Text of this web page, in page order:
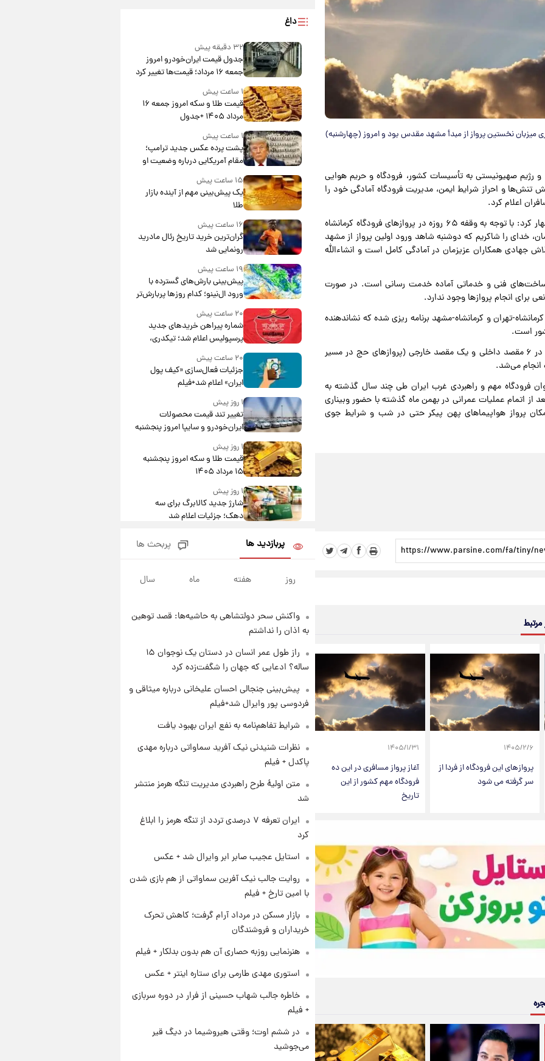
جاری میزبان نخستین پرواز از مبدأ مشهد مقدس بود و امروز (چهارشنبه)
و رژیم صهیونیستی به تأسیسات کشور، فرودگاه و حریم هوایی
و احراز شرایط ایمن، مدیریت فرودگاه آمادگی خود را
اعلام کرد.
مجتبی بیاتی، مدیرکل فرودگاه کرمانشاه، در گفت‌وگو با ایرنا اظهار کرد: با توجه به وقفه ۶۵ روزه در پروازهای فرودگاه کرمانشاه
خدای را شاکریم که دوشنبه شاهد ورود اولین پرواز از مشهد
جهادی همکاران عزیزمان در آمادگی کامل است و انشاءالله
فنی و خدماتی آماده خدمت رسانی است. در صورت
برای انجام پروازها وجود ندارد.
و برگشت در مسیر کرمانشاه-تهران و کرمانشاه-مشهد برنامه ریزی شده که نشاندهنده
است.
پیش از جنگ تحمیلی سوم، ۸۰ تا ۱۰۰پرواز برنامه ای هفتگی در ۶ مقصد داخلی و یک مقصد خارجی (پروازهای حج در مسیر
که سال ۱۳۵۰ ساخته شده به عنوان فرودگاه مهم و راهبردی غرب ایران طی چند سال گذشته به
از اتمام عملیات عمرانی در بهمن ماه گذشته با حضور وبیناری
پرواز هواپیماهای پهن پیکر حتی در شب و شرایط جوی
مرتبط
۱۴۰۵/۲/۶
پروازهای این فرودگاه از فردا از
سر گرفته می شود
۱۴۰۵/۱/۳۱
آغاز پرواز مسافری در این ده
فرودگاه مهم کشور از این
تاریخ
داغ
۳۲ دقیقه پیش
جدول قیمت ایران‌خودرو امروز
جمعه ۱۶ مرداد؛ قیمت‌ها تغییر کرد
۱ ساعت پیش
قیمت طلا و سکه امروز جمعه ۱۶
مرداد ۱۴۰۵ +جدول
۱ ساعت پیش
پشت پرده عکس جدید ترامپ؛
مقام آمریکایی درباره وضعیت او
چه گفت؟
۱۵ ساعت پیش
یک پیش‌بینی مهم از آینده بازار
طلا
۱۶ ساعت پیش
گران‌ترین خرید تاریخ رئال مادرید
رونمایی شد
۱۹ ساعت پیش
پیش‌بینی بارش‌های گسترده با
ورود ال‌نینو؛ کدام روزها پربارش‌تر
۲۰ ساعت پیش
شماره پیراهن خریدهای جدید
پرسپولیس اعلام شد؛ تیکدری،
۲۰ ساعت پیش
جزئیات فعال‌سازی «کیف پول
ایران» اعلام شد+فیلم
۱ روز پیش
تغییر تند قیمت محصولات
ایران‌خودرو و سایپا امروز پنجشنبه
۱۵ مرداد ۱۴۰۵ +جدول
۱ روز پیش
قیمت طلا و سکه امروز پنجشنبه
۱۵ مرداد ۱۴۰۵
۱ روز پیش
شارژ جدید کالابرگ برای سه
دهک؛ جزئیات اعلام شد
شرایط تازه فروش اقساطی سایپا
اعلام شد؛ شاهین، کوییک، اطلس،
سهند و ساینا با اقساط بلندمدت +
جدول۱ روز پیش
۱۴۰۵
۱ روز پیش
ماه ۱۴۰۵
پربازدید ها پربحث ها
روز هفته ماه سال
واکنش سحر دولتشاهی به حاشیه‌ها: قصد توهین
به اذان را نداشتم
راز طول عمر انسان در دستان یک نوجوان ۱۵
ساله؟ ادعایی که جهان را شگفت‌زده کرد
پیش‌بینی جنجالی احسان علیخانی درباره میثاقی و
فردوسی پور وایرال شد+فیلم
شرایط تفاهم‌نامه به نفع ایران بهبود یافت
نظرات شنیدنی نیک آفرید سماواتی درباره مهدی
پاکدل + فیلم
متن اولیۀ طرح راهبردی مدیریت تنگه هرمز منتشر
شد
ایران تعرفه ۷ درصدی تردد از تنگه هرمز را ابلاغ
کرد
استایل عجیب صابر ابر وایرال شد + عکس
روایت جالب نیک آفرین سماواتی از هم بازی شدن
با امین تارخ + فیلم
بازار مسکن در مرداد آرام گرفت؛ کاهش تحرک
خریداران و فروشندگان
هنرنمایی روزبه حصاری آن هم بدون بدلکار + فیلم
استوری مهدی طارمی برای ستاره اینتر + عکس
خاطره جالب شهاب حسینی از فرار در دوره سربازی
+ فیلم
در ششم اوت؛ وقتی هیروشیما در دیگ قیر
می‌جوشید